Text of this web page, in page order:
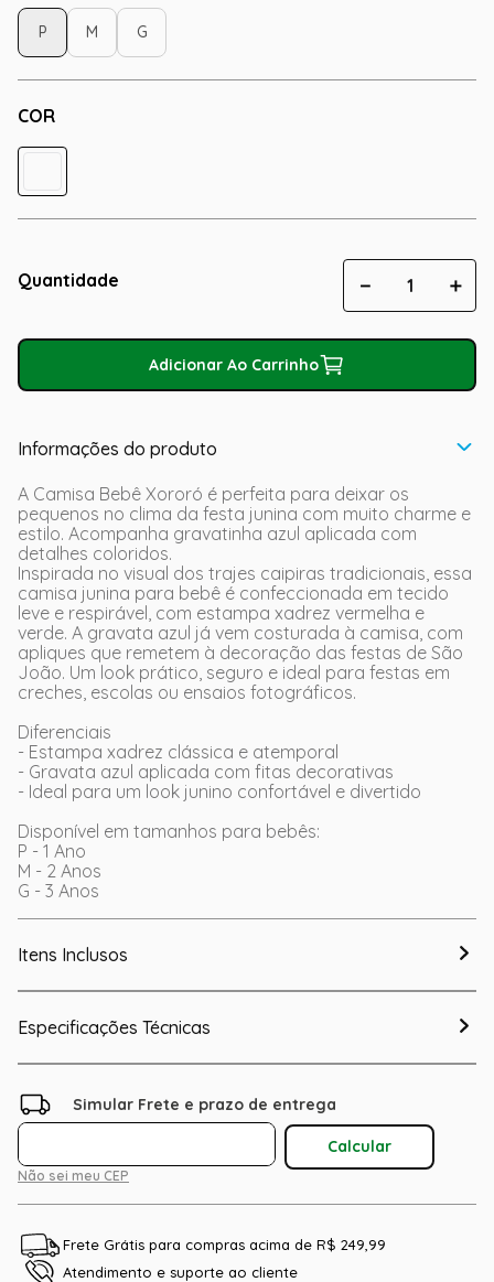
COR
P M G
Quantidade ＋
－
Adicionar Ao Carrinho
Informações do produto
A Camisa Bebê Xororó é perfeita para deixar os
pequenos no clima da festa junina com muito charme e
estilo. Acompanha gravatinha azul aplicada com
detalhes coloridos.
Inspirada no visual dos trajes caipiras tradicionais, essa
camisa junina para bebê é confeccionada em tecido
leve e respirável, com estampa xadrez vermelha e
verde. A gravata azul já vem costurada à camisa, com
apliques que remetem à decoração das festas de São
João. Um look prático, seguro e ideal para festas em
creches, escolas ou ensaios fotográficos.
Diferenciais
- Estampa xadrez clássica e atemporal
- Gravata azul aplicada com fitas decorativas
- Ideal para um look junino confortável e divertido
Disponível em tamanhos para bebês:
P - 1 Ano
M - 2 Anos
G - 3 Anos
Itens Inclusos
Especificações Técnicas
Não sei meu CEP
Frete Grátis para compras acima de R$ 249,99
Atendimento e suporte ao cliente